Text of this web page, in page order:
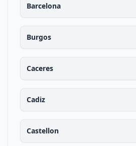
Barcelona
Burgos
Caceres
Cadiz
Castellon